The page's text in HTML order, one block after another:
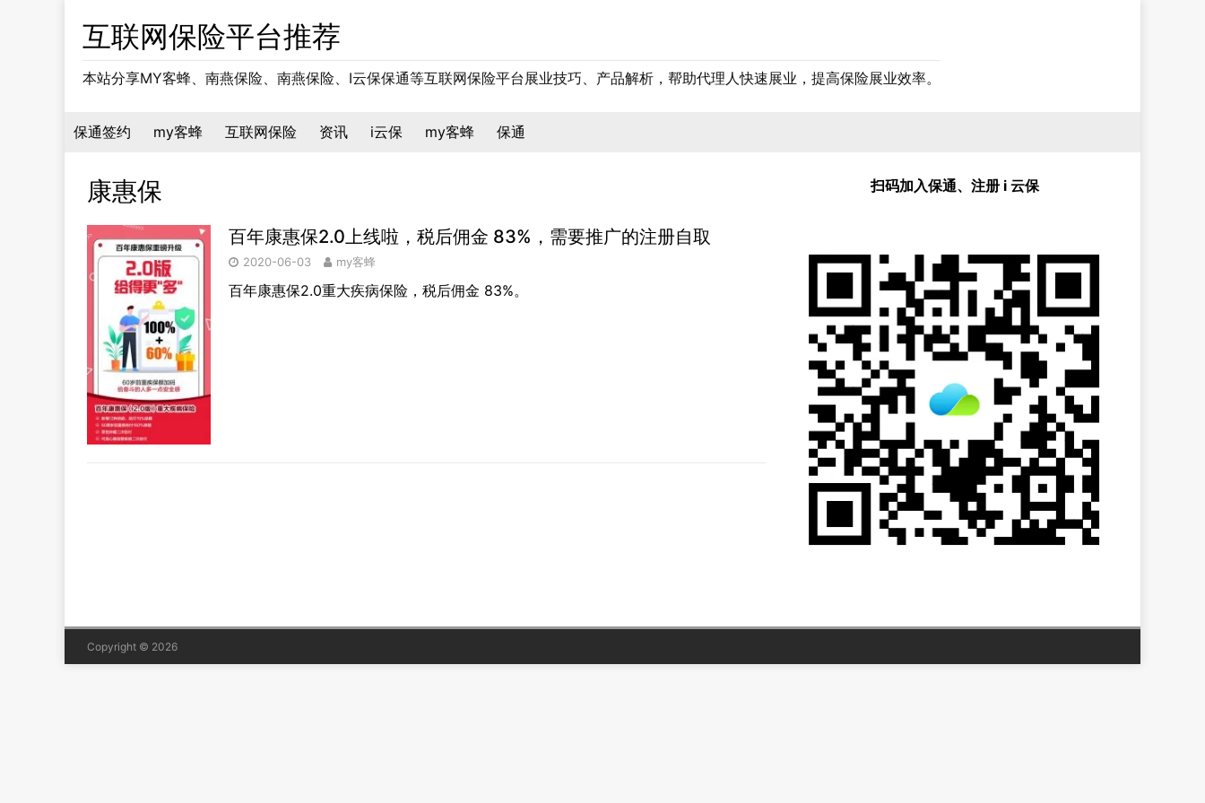
互联网保险平台推荐
本站分享MY客蜂、南燕保险、南燕保险、I云保保通等互联网保险平台展业技巧、产品解析，帮助代理人快速展业，提高保险展业效率。
保通签约 my客蜂 互联网保险 资讯 i云保 my客蜂 保通
康惠保
百年康惠保2.0上线啦，税后佣金 83%，需要推广的注册自取
2020-06-03 my客蜂
百年康惠保2.0重大疾病保险，税后佣金 83%。
扫码加入保通、注册 i 云保
Copyright © 2026